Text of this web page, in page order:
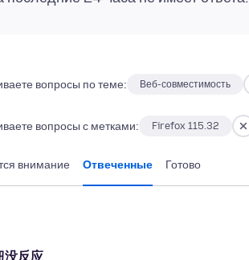
вопросы по теме: Веб-совместимость
вопросы с метками: Firefox 115.32
внимание Отвеченные Готово
没反应